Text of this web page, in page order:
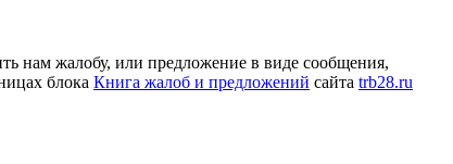
нам жалобу, или предложение в виде сообщения,
блока Книга жалоб и предложений сайта trb28.ru